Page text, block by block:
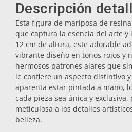
Posavasos
Tapones
Aceiteras
Descripción
Esta figura de mariposa de
que captura la esencia del arte y
12 cm de altura, este adorable
vibrante diseño en tonos rojos y
hermosos patrones alares que
le confiere un aspecto distintivo
aparenta estar pintada a mano,
cada pieza sea única y
meticulosa a los detalles
belleza.